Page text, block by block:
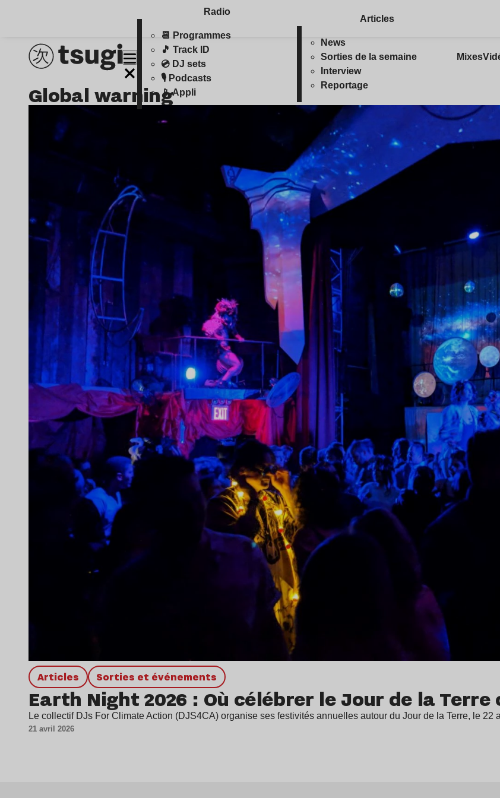
Radio
📆 Programmes
🎵 Track ID
💿 DJ sets
🎙️ Podcasts
📱 Appli
Articles
News
Sorties de la semaine
Interview
Reportage
Mixes
global warning
Articles Sorties et événements
Earth Night 2026 : Où célébrer le Jour de la Terre
Le collectif DJs For Climate Action (DJS4CA) organise ses festivités annuelles autour du Jour de la Terre, le 22
21 avril 2026